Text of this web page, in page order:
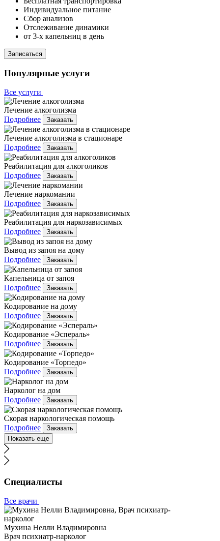
Индивидуальное питание
Сбор анализов
Отслеживание динамики
от 3-х капельниц в день
Записаться
Популярные услуги
Все услуги
Лечение алкоголизма
Подробнее
Заказать
Лечение алкоголизма в стационаре
Подробнее
Заказать
Реабилитация для алкоголиков
Подробнее
Заказать
Лечение наркомании
Подробнее
Заказать
Реабилитация для наркозависимых
Подробнее
Заказать
Вывод из запоя на дому
Подробнее
Заказать
Капельница от запоя
Подробнее
Заказать
Кодирование на дому
Подробнее
Заказать
Кодирование «Эспераль»
Подробнее
Заказать
Кодирование «Торпедо»
Подробнее
Заказать
Нарколог на дом
Подробнее
Заказать
Скорая наркологическая помощь
Подробнее
Заказать
Показать еще
Специалисты
Все врачи
Мухина Нелли Владимировна
Врач психиатр-нарколог